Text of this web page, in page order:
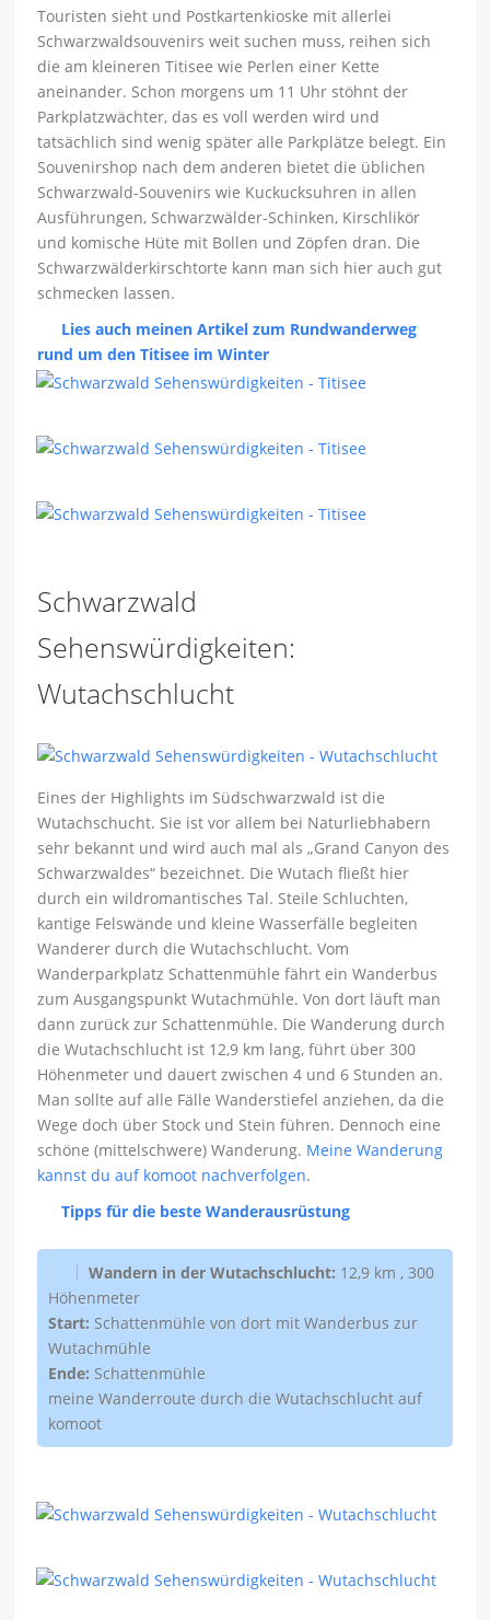
Touristen sieht und Postkartenkioske mit allerlei
Schwarzwaldsouvenirs weit suchen muss, reihen sich
die am kleineren Titisee wie Perlen einer Kette
aneinander. Schon morgens um 11 Uhr stöhnt der
Parkplatzwächter, das es voll werden wird und
tatsächlich sind wenig später alle Parkplätze belegt. Ein
Souvenirshop nach dem anderen bietet die üblichen
Schwarzwald-Souvenirs wie Kuckucksuhren in allen
Ausführungen, Schwarzwälder-Schinken, Kirschlikör
und komische Hüte mit Bollen und Zöpfen dran. Die
Schwarzwälderkirschtorte kann man sich hier auch gut
schmecken lassen.
Lies auch meinen Artikel zum Rundwanderweg
rund um den Titisee im Winter
Schwarzwald
Sehenswürdigkeiten:
Wutachschlucht
Eines der Highlights im Südschwarzwald ist die
Wutachschucht. Sie ist vor allem bei Naturliebhabern
sehr bekannt und wird auch mal als „Grand Canyon des
Schwarzwaldes“ bezeichnet. Die Wutach fließt hier
durch ein wildromantisches Tal. Steile Schluchten,
kantige Felswände und kleine Wasserfälle begleiten
Wanderer durch die Wutachschlucht. Vom
Wanderparkplatz Schattenmühle fährt ein Wanderbus
zum Ausgangspunkt Wutachmühle. Von dort läuft man
dann zurück zur Schattenmühle. Die Wanderung durch
die Wutachschlucht ist 12,9 km lang, führt über 300
Höhenmeter und dauert zwischen 4 und 6 Stunden an.
Man sollte auf alle Fälle Wanderstiefel anziehen, da die
Wege doch über Stock und Stein führen. Dennoch eine
schöne (mittelschwere) Wanderung. Meine Wanderung
kannst du auf komoot nachverfolgen.
Tipps für die beste Wanderausrüstung
Wandern in der Wutachschlucht: 12,9 km , 300
Höhenmeter
Start: Schattenmühle von dort mit Wanderbus zur
Wutachmühle
Ende: Schattenmühle
meine Wanderroute durch die Wutachschlucht auf
komoot